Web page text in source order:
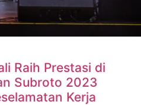
Raih Prestasi di
Subroto 2023
Kerja